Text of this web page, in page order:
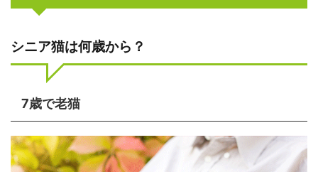
シニア猫は何歳から？
7歳で老猫